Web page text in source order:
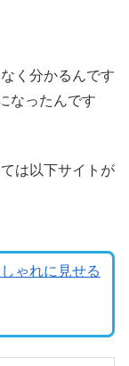
く分かるんです
なったんです
は以下サイトが
ゃれに見せる